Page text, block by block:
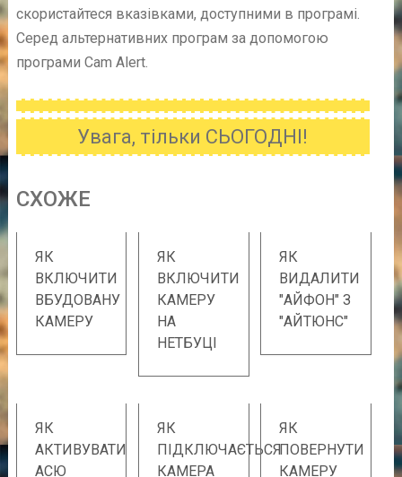
скористайтеся вказівками, доступними в програмі.
Серед альтернативних програм за допомогою
програми Cam Alert.
Увага, тільки СЬОГОДНІ!
CХОЖE
ЯК
ВКЛЮЧИТИ
ВБУДОВАНУ
КАМЕРУ
ЯК
ВКЛЮЧИТИ
КАМЕРУ
НА
НЕТБУЦІ
ЯК
ВИДАЛИТИ
"АЙФОН" З
"АЙТЮНС"
ЯК
АКТИВУВАТИ
АСЮ
ЯК
ПІДКЛЮЧАЄТЬСЯ
КАМЕРА
ЯК
ПОВЕРНУТИ
КАМЕРУ